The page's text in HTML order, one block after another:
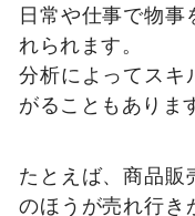
日常や仕事で物事
れられます。
分析によってスキ
がることもありま
たとえば、商品販
のほうが売れ行き